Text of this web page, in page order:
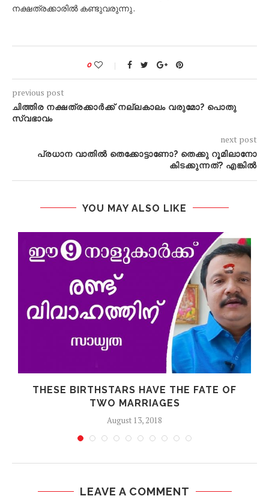
നക്ഷത്രക്കാരിൽ കണ്ടുവരുന്നു .
0
previous post
ചിത്തിര നക്ഷത്രക്കാർക്ക് നല്ലകാലം വരുമോ? പൊതു
സ്വഭാവം
next post
പ്രധാന വാതിൽ തെക്കോട്ടാണോ? തെക്കു റൂമിലാനോ
കിടക്കുന്നത്? എങ്കിൽ
YOU MAY ALSO LIKE
THESE BIRTHSTARS HAVE THE FATE OF
TWO MARRIAGES
August 13, 2018
LEAVE A COMMENT